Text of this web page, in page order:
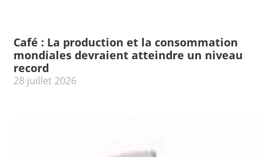
Café : La production et la consommation
mondiales devraient atteindre un niveau
record
28 juillet 2026